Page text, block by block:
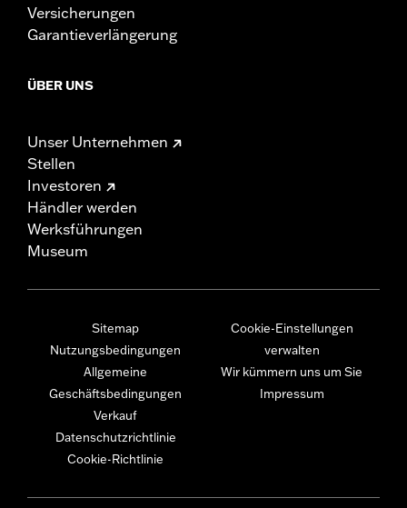
Versicherungen
Garantieverlängerung
ÜBER UNS
Unser Unternehmen
Stellen
Investoren
Händler werden
Werksführungen
Museum
Sitemap
Nutzungsbedingungen
Allgemeine
Geschäftsbedingungen
Verkauf
Datenschutzrichtlinie
Cookie-Richtlinie
Cookie-Einstellungen
verwalten
Wir kümmern uns um Sie
Impressum